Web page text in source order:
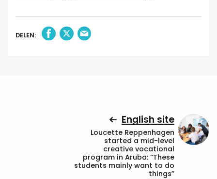
DELEN:
English site
Loucette Reppenhagen
started a mid-level
creative vocational
program in Aruba: “These
students mainly want to do
things”